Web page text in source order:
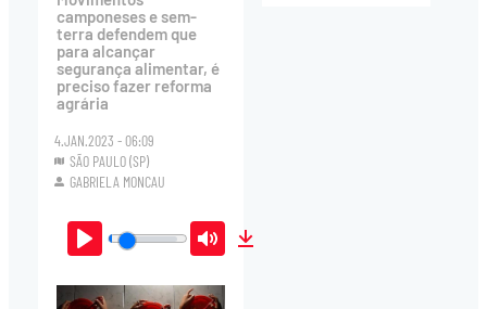
camponeses e sem-
terra defendem que
para alcançar
segurança alimentar, é
preciso fazer reforma
agrária
4.JAN.2023 - 06:09
SÃO PAULO (SP)
GABRIELA MONCAU
Play Mute